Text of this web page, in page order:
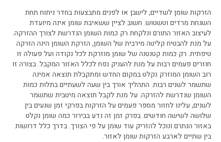
הזרקות שומן לשדיים, לישבן או לפנים מתבצעות בחדר ניתוח תחת
השגחת מרדים וטשטוש. חשוב לציין ששאיבת שומן אינה מיועדת
לעיצוב האזור התורם ונלקחת רק כמות השומן הנדרשת לצורך ההזרקה.
על מנת להבטיח קליטה מירבית של השומן, הזרקת השומן הינה הזרקה
טיפתית. רק כמות קטנטנה של שומן מוזרקת לכל נקודה ועל פעולה זו
חוזרים פעמים רבות על מנת להעניק נפח לכלל האזור המקבל. בצורה זו
רוב השומן המוזרק נקלט במקום החדש ומתקבלת תוצאה אמינה
שתשמר לשנים רבות. התהליך אורך בין שעה לשעתיים בתלות כמות
השומן שנדרשת להזרקה. על מנת לקבל תוצאה מיטבית שתשמר
לשנים, עלינו לחזור מספר פעמים על הזרקות בפרקי זמן שנעים בין
שלושה לשישה חודשים. בפרק זמן זה נדע בבירור כמה שומן נקלט
באזור הנתרם ונוכל להזריק עוד שומן על פי הצורך. בדרך כלל דרושות
בין שתיים לארבע הזרקות שומן לאזור.